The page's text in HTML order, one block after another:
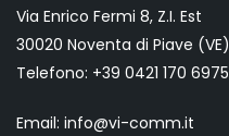
Via Enrico Fermi 8, Z.I. Est
30020 Noventa di Piave (VE)
Telefono: +39 0421 170 6975
Email: info@vi-comm.it